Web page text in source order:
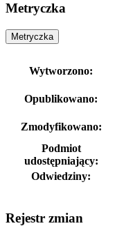
Metryczka
Metryczka
Wytworzono:
Opublikowano:
Zmodyfikowano:
Podmiot
udostępniający:
Odwiedziny:
Rejestr zmian